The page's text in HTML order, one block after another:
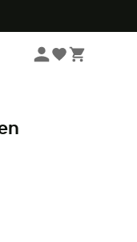
heren